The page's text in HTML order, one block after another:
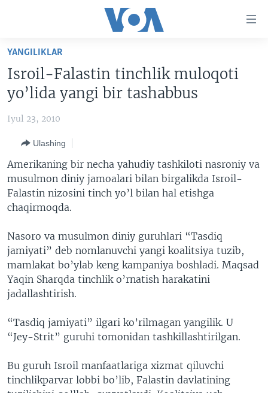
Boshiga
Qidiruvga
o'ting
AMERIKA
VATANDOSHLAR
MULTIMEDIA
AMERIKA MANZARALARI
XALQARO HAYOT
VASHINGTON CHOYXONASI
MOBIL-SALOM!
VIDEO
XABARLAR SURATLARDA
IJTIMOIY TARMOQLAR
FACEBOOK
YOUTUBE
INSTAGRAM
ODNOKLASSNIKI
TELEGRAM
TWITTER
SOUNDCLOUD
INGLIZ TILI DARSLARI
EDITORIAL
Learning English
VOA
YANGILIKLAR
Isroil-Falastin tinchlik muloqoti
yo’lida yangi bir tashabbus
Iyul 23, 2010
Ulashing
Amerikaning bir necha yahudiy tashkiloti nasroniy va
musulmon diniy jamoalari bilan birgalikda Isroil-
Falastin nizosini tinch yo’l bilan hal etishga
chaqirmoqda.
Nasoro va musulmon diniy guruhlari “Tasdiq
jamiyati” deb nomlanuvchi yangi koalitsiya tuzib,
mamlakat bo’ylab keng kampaniya boshladi. Maqsad
Yaqin Sharqda tinchlik o’rnatish harakatini
jadallashtirish.
“Tasdiq jamiyati” ilgari ko’rilmagan yangilik. U
“Jey-Strit” guruhi tomonidan tashkillashtirilgan.
Bu guruh Isroil manfaatlariga xizmat qiluvchi
tinchlikparvar lobbi bo’lib, Falastin davlatining